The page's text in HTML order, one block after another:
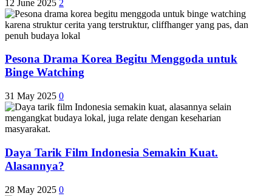
12 June 2025 2
Pesona Drama Korea Begitu Menggoda untuk
Binge Watching
31 May 2025 0
Daya Tarik Film Indonesia Semakin Kuat.
Alasannya?
28 May 2025 0